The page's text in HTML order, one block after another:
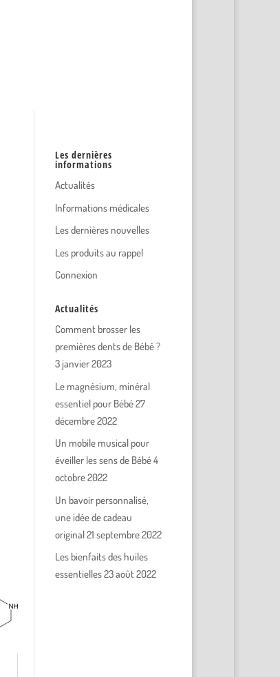
Les dernières
informations
Actualités
Informations médicales
Les dernières nouvelles
Les produits au rappel
Connexion
Actualités
Comment brosser les
premières dents de Bébé ?
3 janvier 2023
Le magnésium, minéral
essentiel pour Bébé27
décembre 2022
Un mobile musical pour
éveiller les sens de Bébé4
octobre 2022
Un bavoir personnalisé,
une idée de cadeau
original21 septembre 2022
Les bienfaits des huiles
essentielles23 août 2022